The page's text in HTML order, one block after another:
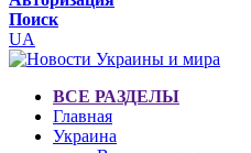
Поиск
UA
ВСЕ РАЗДЕЛЫ
Главная
Украина